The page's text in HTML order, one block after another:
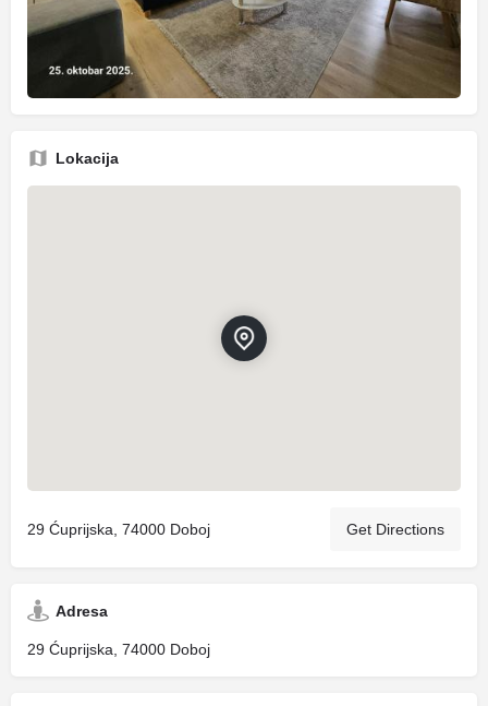
Lokacija
29 Ćuprijska, 74000 Doboj Get Directions
Adresa
29 Ćuprijska, 74000 Doboj